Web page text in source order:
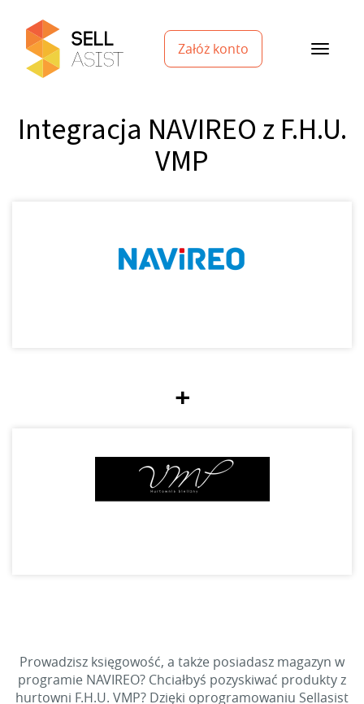
Załóż konto
Integracja NAVIREO z F.H.U.
VMP
+
Prowadzisz księgowość, a także posiadasz magazyn w
programie NAVIREO? Chciałbyś pozyskiwać produkty z
hurtowni F.H.U. VMP? Dzięki oprogramowaniu Sellasist